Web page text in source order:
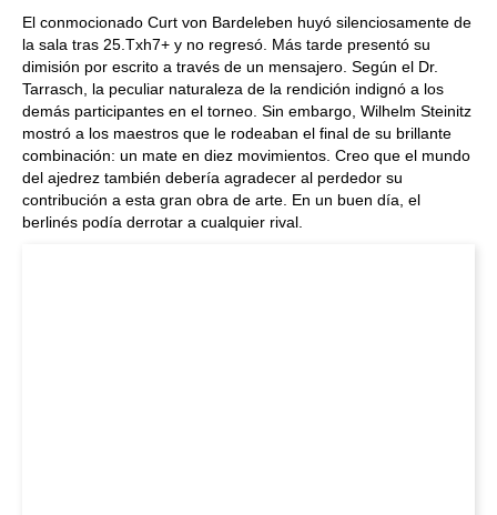
El conmocionado Curt von Bardeleben huyó silenciosamente de
la sala tras 25.Txh7+ y no regresó. Más tarde presentó su
dimisión por escrito a través de un mensajero. Según el Dr.
Tarrasch, la peculiar naturaleza de la rendición indignó a los
demás participantes en el torneo. Sin embargo, Wilhelm Steinitz
mostró a los maestros que le rodeaban el final de su brillante
combinación: un mate en diez movimientos. Creo que el mundo
del ajedrez también debería agradecer al perdedor su
contribución a esta gran obra de arte. En un buen día, el
berlinés podía derrotar a cualquier rival.